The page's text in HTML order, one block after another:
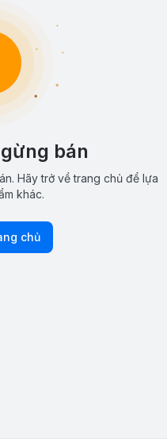
bán
Hãy trở về trang chủ để lựa
khác.
chủ